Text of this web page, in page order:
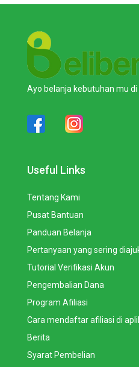
Ayo belanja kebutuhan mu di
Useful Links
Tentang Kami
Pusat Bantuan
Panduan Belanja
Pertanyaan yang sering
Tutorial Verifikasi Akun
Pengembalian Dana
Program Afiliasi
Cara mendaftar afiliasi di
Berita
Syarat Pembelian